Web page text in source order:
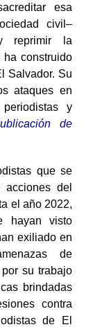
esa
civil–
reprimir la
construido
Salvador. Su
ataques en
y
de
que se
del
el año 2022,
hayan visto
exiliado en
de
su trabajo
brindadas
contra
de El